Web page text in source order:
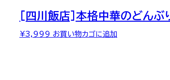
[四川飯店]本格中華のどんぶ
¥3,999 お買い物カゴに追加